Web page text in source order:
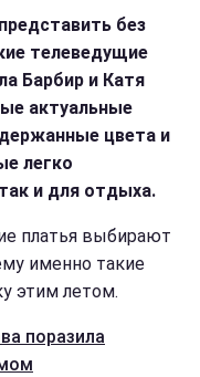
без
телеведущие
Барбир и Катя
актуальные
цвета и
легко
и для отдыха.
платья выбирают
именно такие
этим летом.
поразила